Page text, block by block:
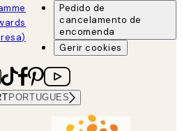
Pedido de
cancelamento de
encomenda
Gerir cookies
PORTUGUES